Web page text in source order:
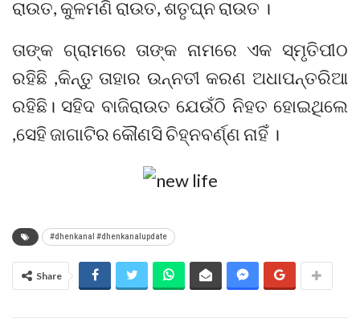
ରାଉତ, କୁଳମଣି ରାଉତ, ଶତୃଘ୍ନ ରାଉତ ।
ତାଙ୍କ ଗ୍ରାମରେ ତାଙ୍କ ନାମରେ ଏକ ସ୍ମୃତିପୀଠ
ରହିଛି ,କିନ୍ତୁ ତାହାର ଉନ୍ନତୀ କରଣ ଅଧାପନ୍ତରିଆ
ରହିଛି। ସହିଦ ବାଜିରାଉତ ଯେଉଁଠି ନିହତ ହୋଇଥିଲେ
,ସେହି ଜାଗାଟିର କୌଣସି ଚିହ୍ନବର୍ଣ୍ଣ ନାହିଁ ।
#dhenkanal #dhenkanalupdate
Share